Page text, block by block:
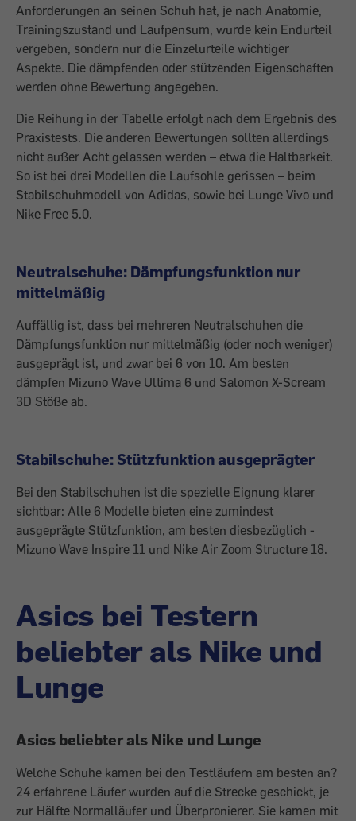
Anforderungen an seinen Schuh hat, je nach Anatomie,
Trainingszustand und Laufpensum, wurde kein Endurteil
vergeben, sondern nur die Einzelurteile wichtiger
Aspekte. Die dämpfenden oder stützenden Eigenschaften
werden ­ohne Bewertung angegeben.
Die Reihung in der Tabelle erfolgt nach dem Ergebnis des
Praxistests. Die anderen Bewertungen sollten allerdings
nicht außer Acht gelassen werden – etwa die Haltbarkeit.
So ist bei drei Modellen die Laufsohle gerissen – beim
Stabilschuhmodell von Adidas, sowie bei Lunge Vivo und
Nike Free 5.0.
Neutralschuhe: Dämpfungsfunktion nur
mittelmäßig
Auffällig ist, dass bei mehreren Neutralschuhen die
Dämpfungsfunktion nur mittelmäßig (oder noch weniger)
ausgeprägt ist, und zwar bei 6 von 10. Am besten
dämpfen Mizuno Wave Ultima 6 und Salomon X-Scream
3D Stöße ab.
Stabilschuhe: Stützfunktion ausgeprägter
Bei den Stabilschuhen ist die spezielle Eignung klarer
sichtbar: Alle 6 Modelle bieten eine zumindest
ausgeprägte Stützfunktion, am besten diesbezüglich ­
Mizuno Wave Inspire 11 und Nike Air Zoom Structure 18.
Asics bei Testern
beliebter als Nike und
Lunge
Asics beliebter als Nike und Lunge
Welche Schuhe kamen bei den Testläufern am besten an?
24 erfahrene Läufer wurden auf die Strecke geschickt, je
zur Hälfte ­Normalläufer und Überpronierer. Sie kamen mit